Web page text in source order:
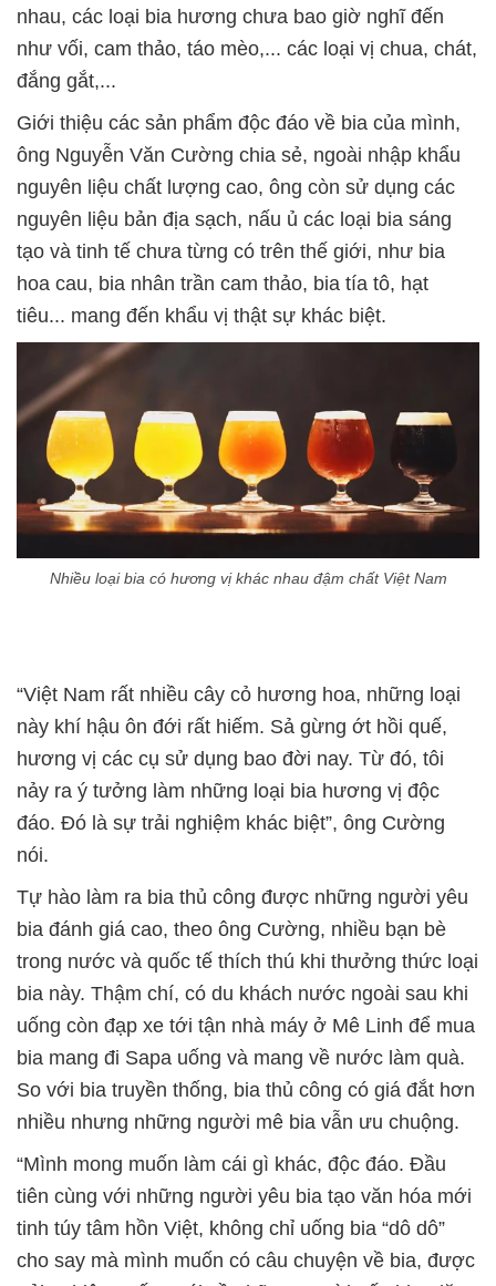
nhau, các loại bia hương chưa bao giờ nghĩ đến
như vối, cam thảo, táo mèo,... các loại vị chua, chát,
đắng gắt,...
Giới thiệu các sản phẩm độc đáo về bia của mình,
ông Nguyễn Văn Cường chia sẻ, ngoài nhập khẩu
nguyên liệu chất lượng cao, ông còn sử dụng các
nguyên liệu bản địa sạch, nấu ủ các loại bia sáng
tạo và tinh tế chưa từng có trên thế giới, như bia
hoa cau, bia nhân trần cam thảo, bia tía tô, hạt
tiêu... mang đến khẩu vị thật sự khác biệt.
Nhiều loại bia có hương vị khác nhau đậm chất Việt Nam
“Việt Nam rất nhiều cây cỏ hương hoa, những loại
này khí hậu ôn đới rất hiếm. Sả gừng ớt hồi quế,
hương vị các cụ sử dụng bao đời nay. Từ đó, tôi
nảy ra ý tưởng làm những loại bia hương vị độc
đáo. Đó là sự trải nghiệm khác biệt”, ông Cường
nói.
Tự hào làm ra bia thủ công được những người yêu
bia đánh giá cao, theo ông Cường, nhiều bạn bè
trong nước và quốc tế thích thú khi thưởng thức loại
bia này. Thậm chí, có du khách nước ngoài sau khi
uống còn đạp xe tới tận nhà máy ở Mê Linh để mua
bia mang đi Sapa uống và mang về nước làm quà.
So với bia truyền thống, bia thủ công có giá đắt hơn
nhiều nhưng những người mê bia vẫn ưu chuộng.
“Mình mong muốn làm cái gì khác, độc đáo. Đầu
tiên cùng với những người yêu bia tạo văn hóa mới
tinh túy tâm hồn Việt, không chỉ uống bia “dô dô”
cho say mà mình muốn có câu chuyện về bia, được